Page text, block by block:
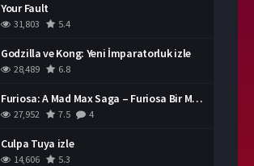
Your Fault
31,803 5.4
Godzilla ve Kong: Yeni İmparatorluk izle
28,489 6.8
Furiosa: A Mad Max Saga – Furiosa Bir Mad Max Destanı
27,952 7.5 4
Culpa Tuya izle
14,606 5.3